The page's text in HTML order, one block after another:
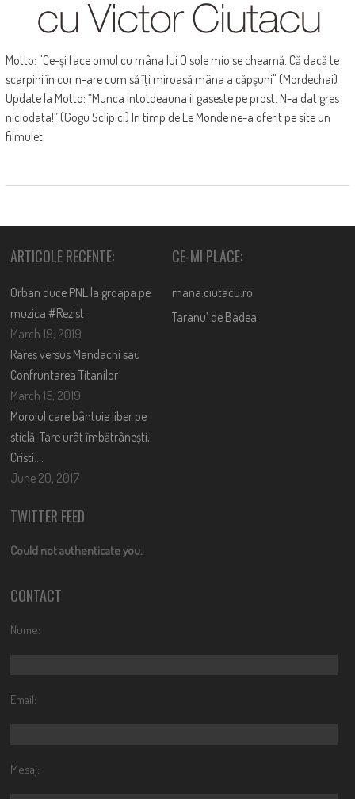
Motto: "Ce-şi face omul cu mâna lui O sole mio se cheamă. Că dacă te
scarpini în cur n-are cum să îţi miroasă mâna a căpşuni" (Mordechai)
Update la Motto: “Munca intotdeauna il gaseste pe prost. N-a dat gres
niciodata!” (Gogu Sclipici) In timp de Le Monde ne-a oferit pe site un
filmulet
ARTICOLE RECENTE:
Orban duce PNL la groapa pe
muzica #Rezist
March 19, 2019
Rares versus Mandachi sau
Confruntarea Titanilor
March 15, 2019
Moroiul care bântuie liber pe
sticlă. Tare urât îmbătrânești,
Cristi….
June 20, 2017
CE-MI PLACE:
mana.ciutacu.ro
Taranu’ de Badea
TWITTER FEED
Could not authenticate you.
CONTACT
Nume:
Email:
Mesaj: